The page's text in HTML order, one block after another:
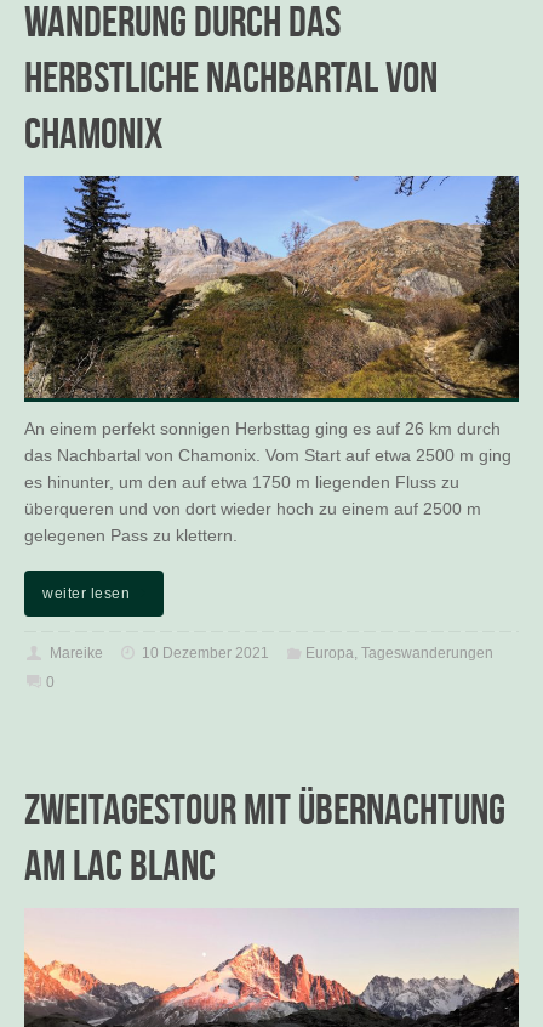
Wanderung durch das
herbstliche Nachbartal von
Chamonix
An einem perfekt sonnigen Herbsttag ging es auf 26 km durch
das Nachbartal von Chamonix. Vom Start auf etwa 2500 m ging
es hinunter, um den auf etwa 1750 m liegenden Fluss zu
überqueren und von dort wieder hoch zu einem auf 2500 m
gelegenen Pass zu klettern.
weiter lesen
Mareike 10 Dezember 2021 Europa Tageswanderungen
0
Zweitagestour mit Übernachtung
am Lac Blanc